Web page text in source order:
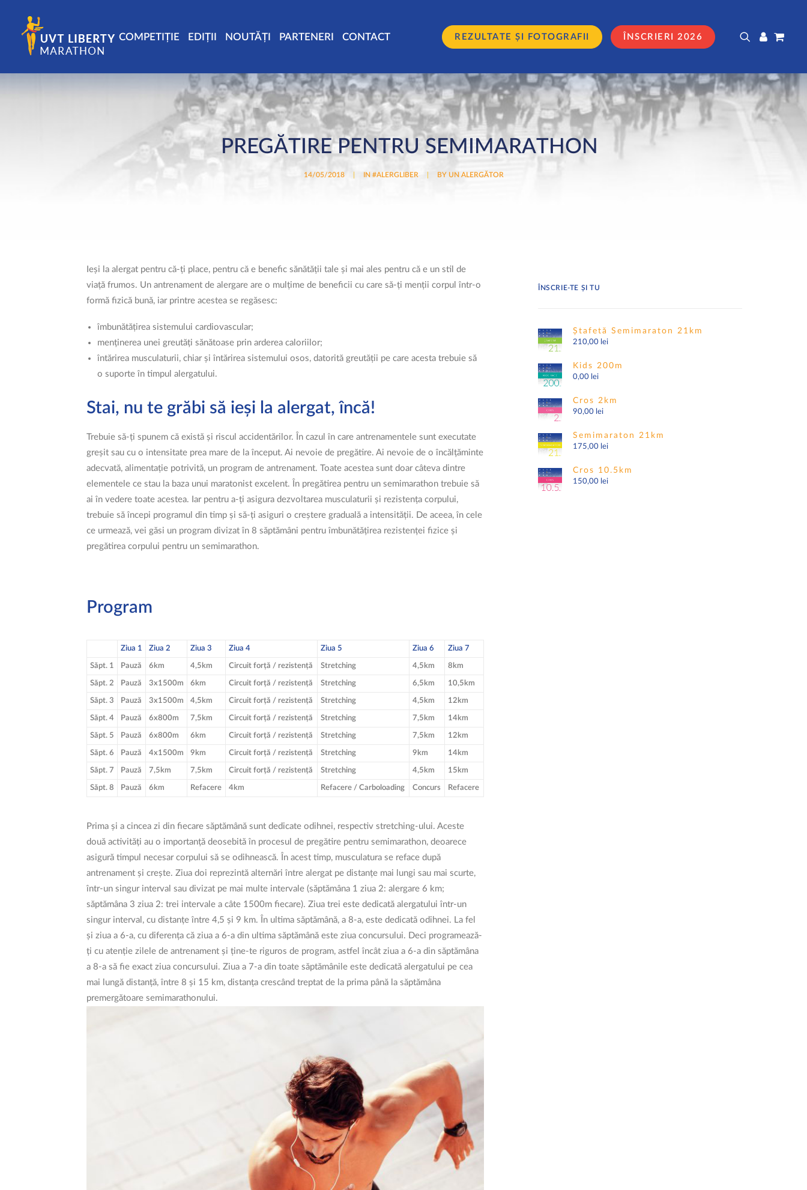
COMPETIȚIE EDIȚII NOUTĂȚI PARTENERI CONTACT REZULTATE ȘI FOTOGRAFII ÎNSCRIERI 2026
PREGĂTIRE PENTRU SEMIMARATHON
14/05/2018 IN #ALERGLIBER BY UN ALERGĂTOR
Ieși la alergat pentru că-ți place, pentru că e benefic sănătății tale și mai ales pentru că e un stil de
viață frumos. Un antrenament de alergare are o mulțime de beneficii cu care să-ți menții corpul într-o
formă fizică bună, iar printre acestea se regăsesc:
îmbunătățirea sistemului cardiovascular;
menținerea unei greutăți sănătoase prin arderea caloriilor;
întărirea musculaturii, chiar și întărirea sistemului osos, datorită greutății pe care acesta trebuie să
o suporte în timpul alergatului.
Stai, nu te grăbi să ieși la alergat, încă!
Trebuie să-ți spunem că există și riscul accidentărilor. În cazul în care antrenamentele sunt executate
greșit sau cu o intensitate prea mare de la început. Ai nevoie de pregătire. Ai nevoie de o încălțăminte
adecvată, alimentație potrivită, un program de antrenament. Toate acestea sunt doar câteva dintre
elementele ce stau la baza unui maratonist excelent. În pregătirea pentru un semimarathon trebuie să
ai în vedere toate acestea. Iar pentru a-ți asigura dezvoltarea musculaturii și rezistența corpului,
trebuie să începi programul din timp și să-ți asiguri o creștere graduală a intensității. De aceea, în cele
ce urmează, vei găsi un program divizat în 8 săptămâni pentru îmbunătățirea rezistenței fizice și
pregătirea corpului pentru un semimarathon.
Program
Ziua 1 Ziua 2 Ziua 3 Ziua 4 Ziua 5 Ziua 6 Ziua 7
Săpt. 1 Pauză 6km 4,5km Circuit forță / rezistență Stretching 4,5km 8km
Săpt. 2 Pauză 3x1500m 6km Circuit forță / rezistență Stretching 6,5km 10,5km
Săpt. 3 Pauză 3x1500m 4,5km Circuit forță / rezistență Stretching 4,5km 12km
Săpt. 4 Pauză 6x800m 7,5km Circuit forță / rezistență Stretching 7,5km 14km
Săpt. 5 Pauză 6x800m 6km Circuit forță / rezistență Stretching 7,5km 12km
Săpt. 6 Pauză 4x1500m 9km Circuit forță / rezistență Stretching 9km 14km
Săpt. 7 Pauză 7,5km 7,5km Circuit forță / rezistență Stretching 4,5km 15km
Săpt. 8 Pauză 6km Refacere 4km Refacere / Carboloading Concurs Refacere
Prima și a cincea zi din fiecare săptămână sunt dedicate odihnei, respectiv stretching-ului. Aceste
două activități au o importanță deosebită în procesul de pregătire pentru semimarathon, deoarece
asigură timpul necesar corpului să se odihnească. În acest timp, musculatura se reface după
antrenament și crește. Ziua doi reprezintă alternări între alergat pe distanțe mai lungi sau mai scurte,
într-un singur interval sau divizat pe mai multe intervale (săptămâna 1 ziua 2: alergare 6 km;
săptămâna 3 ziua 2: trei intervale a câte 1500m fiecare). Ziua trei este dedicată alergatului într-un
singur interval, cu distanțe între 4,5 și 9 km. În ultima săptămână, a 8-a, este dedicată odihnei. La fel
și ziua a 6-a, cu diferența că ziua a 6-a din ultima săptămână este ziua concursului. Deci programează-
ți cu atenție zilele de antrenament și ține-te riguros de program, astfel încât ziua a 6-a din săptămâna
a 8-a să fie exact ziua concursului. Ziua a 7-a din toate săptămânile este dedicată alergatului pe cea
mai lungă distanță, între 8 și 15 km, distanța crescând treptat de la prima până la săptămâna
premergătoare semimarathonului.
ÎNSCRIE-TE ȘI TU
Ștafetă Semimaraton 21km
210,00 lei
Kids 200m
0,00 lei
Cros 2km
90,00 lei
Semimaraton 21km
175,00 lei
Cros 10.5km
150,00 lei